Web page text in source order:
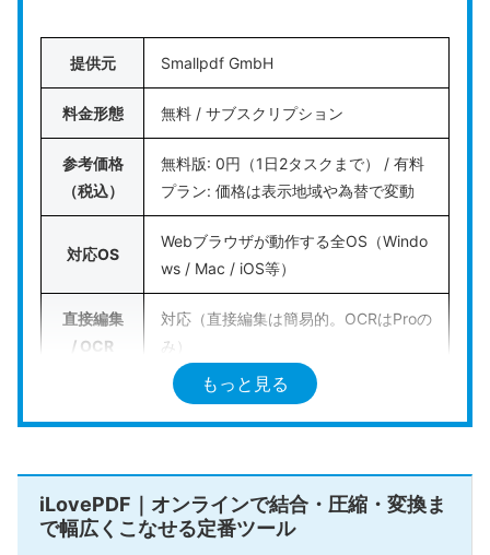
きなりPDFなどの有料ソフトの導入を検討してくだ
さい。
機密情報の安全性を最優先に考え、簡単なページの
い方に最適なフリーソフト です。
公式HPはこちら
提供元 Smallpdf GmbH
料金形態 無料 / サブスクリプション
参考価格
（税込）
無料版: 0円（1日2タスクまで） / 有料
プラン: 価格は表示地域や為替で変動
対応OS
Webブラウザが動作する全OS（Windo
ws / Mac / iOS等）
直接編集
/ OCR
対応（直接編集は簡易的。OCRはProの
み）
/ 墨消し
対応
対応（AI PDFリーダーによる要約や質
問回答）
もっと見る
iLovePDF｜オンラインで結合・圧縮・変換ま
で幅広くこなせる定番ツール